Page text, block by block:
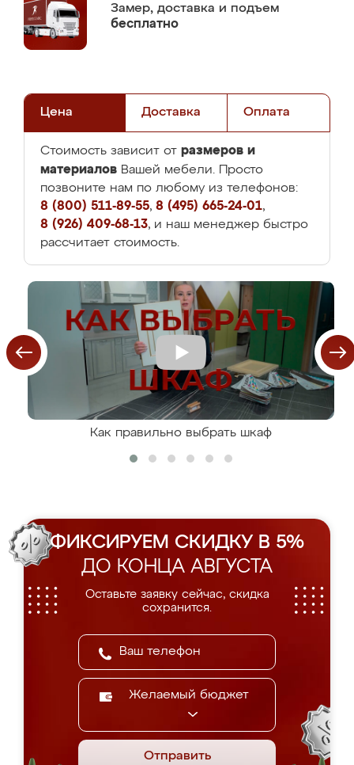
Замер, доставка и подъем
бесплатно
Цена Доставка Оплата
Стоимость зависит от размеров и
материалов Вашей мебели. Просто
позвоните нам по любому из телефонов:
8 (800) 511-89-55, 8 (495) 665-24-01,
8 (926) 409-68-13, и наш менеджер быстро
рассчитает стоимость.
Как правильно выбрать шкаф
ФИКСИРУЕМ СКИДКУ В 5%
ДО КОНЦА АВГУСТА
Оставьте заявку сейчас, скидка
сохранится.
Желаемый бюджет
Отправить